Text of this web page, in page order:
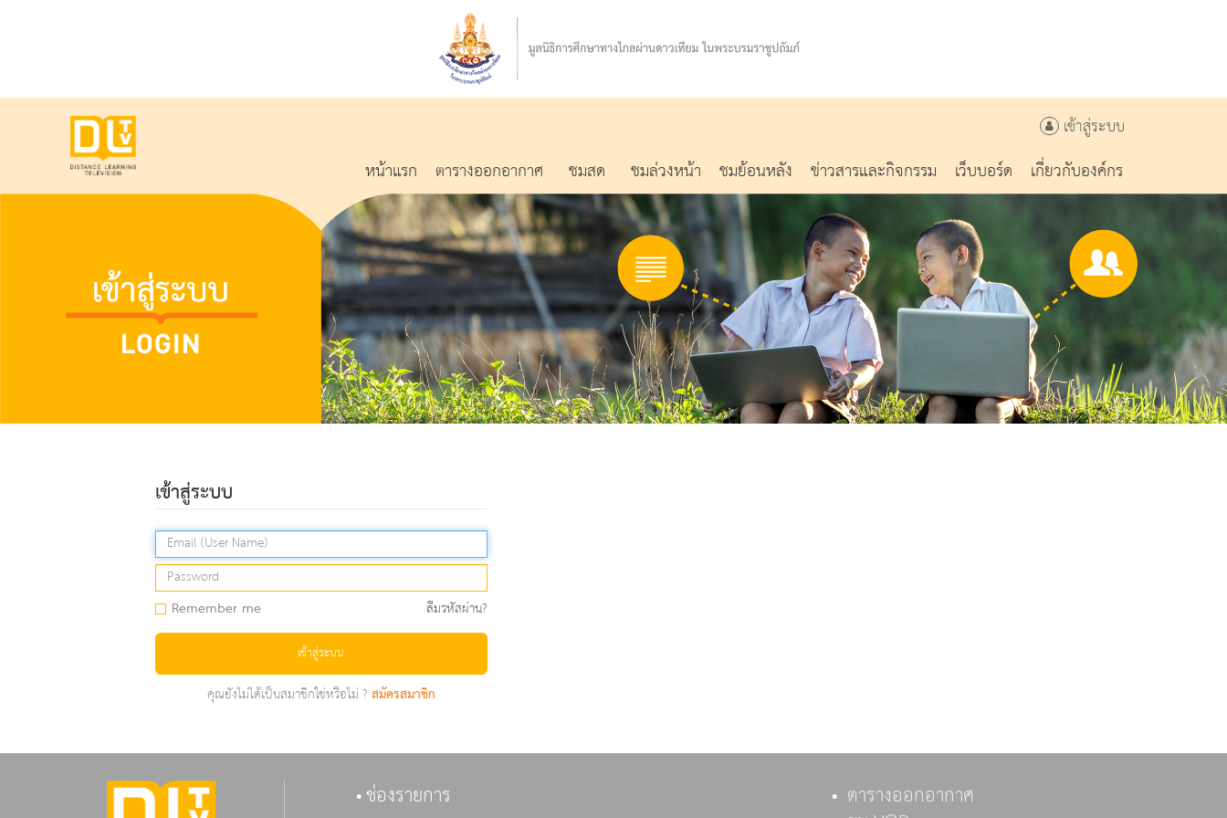
เข้าสู่ระบบ
หน้าแรก ตารางออกอากาศ ชมสด ชมล่วงหน้า ชมย้อนหลัง ข่าวสารและกิจกรรม เว็บบอร์ด เกี่ยวกับองค์กร
เข้าสู่ระบบ
Remember me ลืมรหัสผ่าน?
เข้าสู่ระบบ
คุณยังไม่ได้เป็นสมาชิกใช่หรือไม่ ?สมัครสมาชิก
ช่องรายการ ตารางออกอากาศ